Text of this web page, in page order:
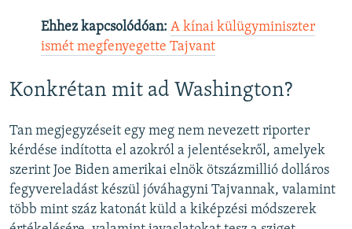
Ehhez kapcsolódóan: A kínai külügyminiszter
ismét megfenyegette Tajvant
Konkrétan mit ad Washington?
Tan megjegyzéseit egy meg nem nevezett riporter
kérdése indította el azokról a jelentésekről, amelyek
szerint Joe Biden amerikai elnök ötszázmillió dolláros
fegyvereladást készül jóváhagyni Tajvannak, valamint
több mint száz katonát küld a kiképzési módszerek